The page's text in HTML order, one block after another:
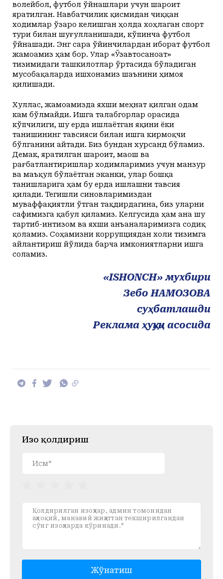
волейбол, футбол ўйнашлари учун шароит
яратилган. Навбатчилик қисмидан чиққан
ходимлар ўзаро келишган ҳолда хоҳлаган спорт
тури билан шуғулланишади, кўпинча футбол
ўйнашади. Энг сара ўйинчилардан иборат футбол
жамоамиз ҳам бор. Улар «Ўзавтосаноат»
тизимидаги ташкилотлар ўртасида бўладиган
мусобақаларда ишхонамиз шаънини ҳимоя
қилишади.
Хуллас, жамоамизда яхши меҳнат қилган одам
кам бўлмайди. Ишга талабгорлар орасида
кўпчилиги, шу ерда ишлаётган яқини ёки
танишининг тавсияси билан ишга кирмоқчи
бўлганини айтади. Биз бундан хурсанд бўламиз.
Демак, яратилган шароит, маош ва
рағбатлантиришлар ходимларимиз учун манзур
ва маъқул бўлаётган эканки, улар бошқа
танишларига ҳам бу ерда ишлашни тавсия
қилади. Тегишли синовларимиздан
муваффақиятли ўтган тақдирдагина, биз уларни
сафимизга қабул қиламиз. Келгусида ҳам ана шу
тартиб-интизом ва яхши анъаналаримизга содиқ
қоламиз. Соҳамизни коррупциядан холи тизимга
айлантириш йўлида барча имкониятларни ишга
соламиз.
«ISHONCH» мухбири
Зебо НАМОЗОВА
суҳбатлашди
Реклама ҳуқуқи асосида
Изоҳ қолдириш
Жўнатиш